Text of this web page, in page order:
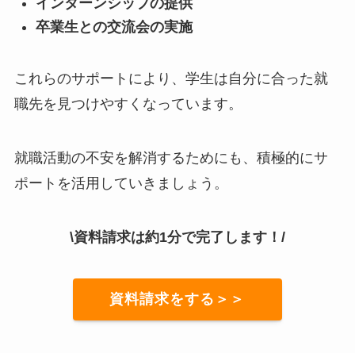
卒業生との交流会の実施
これらのサポートにより、学生は自分に合った就
職先を見つけやすくなっています。
就職活動の不安を解消するためにも、積極的にサ
ポートを活用していきましょう。
\資料請求は約1分で完了します！/
資料請求をする＞＞